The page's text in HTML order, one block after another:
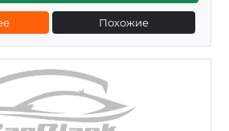
Похожие